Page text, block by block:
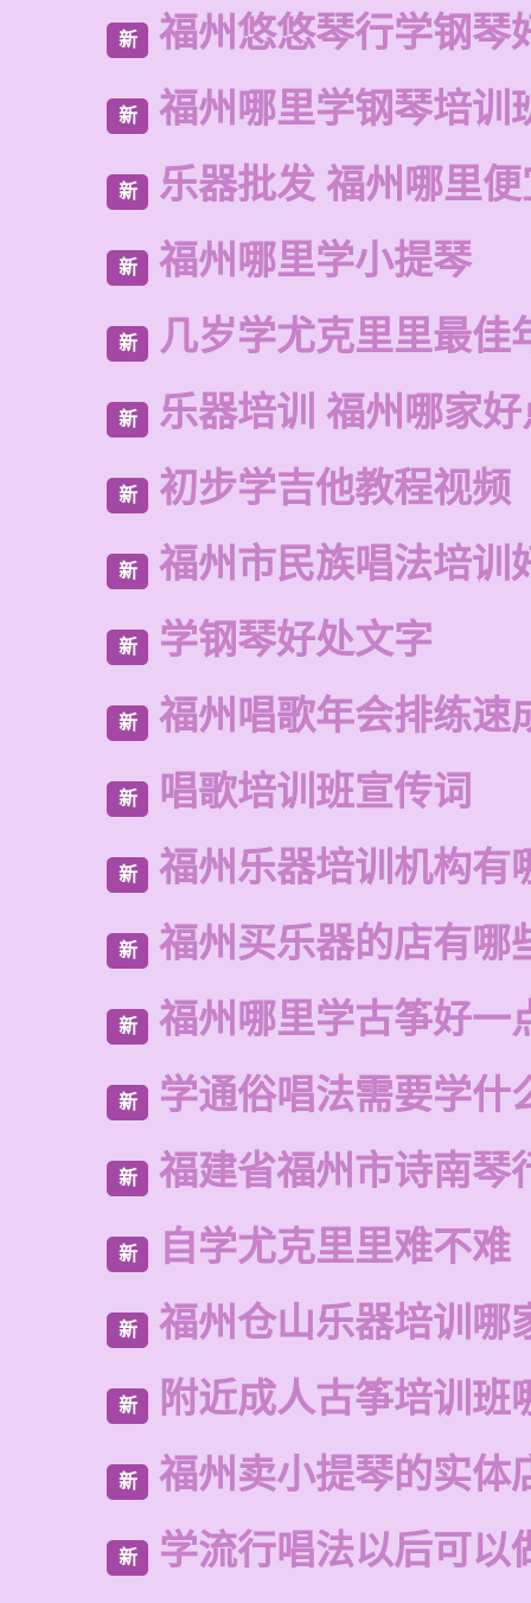
新 福州悠悠琴行学钢琴
新 福州哪里学钢琴培训
新 乐器批发 福州哪里便
新 福州哪里学小提琴
新 几岁学尤克里里最佳
新 乐器培训 福州哪家好
新 初步学吉他教程视频
新 福州市民族唱法培训
新 学钢琴好处文字
新 福州唱歌年会排练速
新 唱歌培训班宣传词
新 福州乐器培训机构有
新 福州买乐器的店有哪
新 福州哪里学古筝好一
新 学通俗唱法需要学什
新 福建省福州市诗南琴
新 自学尤克里里难不难
新 福州仓山乐器培训哪
新 附近成人古筝培训班
新 福州卖小提琴的实体
新 学流行唱法以后可以